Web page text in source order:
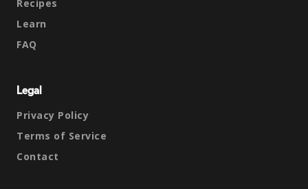
Recipes
Learn
FAQ
Legal
Privacy Policy
Terms of Service
Contact